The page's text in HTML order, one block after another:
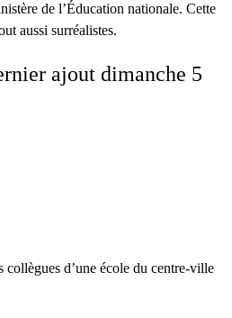
de l’Éducation nationale. Cette
aussi surréalistes.
ajout dimanche 5
collègues d’une école du centre-ville